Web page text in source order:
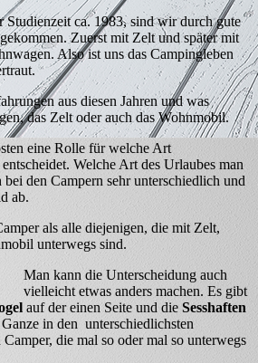
ca. 1983, sind wir durch gute
Zuerst mit Zelt und später mit
Also ist uns das Campingleben
aus diesen Jahren und was
das Zelt oder auch das Wohnmobil.
eine Rolle für welche Art
Welche Art des Urlaubes man
bei den Campern sehr unterschiedlich und
ab.
als alle diejenigen, die mit Zelt,
unterwegs sind.
Man kann die Unterscheidung auch
vielleicht etwas anders machen. Es gibt
auf der einen Seite und die Sesshaften
in den unterschiedlichsten
die mal so oder mal so unterwegs